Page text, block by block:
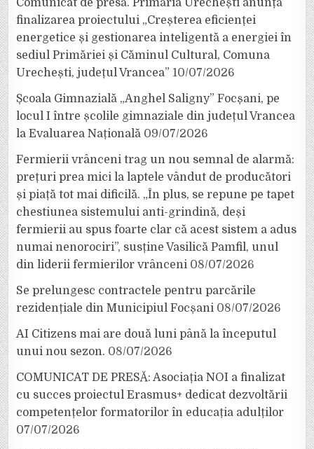
Comunicat de presă. Primăria Urechești anunță
finalizarea proiectului „Creșterea eficienței
energetice și gestionarea inteligentă a energiei în
sediul Primăriei și Căminul Cultural, Comuna
Urechești, județul Vrancea” 10/07/2026
Școala Gimnazială „Anghel Saligny” Focșani, pe
locul I între școlile gimnaziale din județul Vrancea
la Evaluarea Națională 09/07/2026
Fermierii vrânceni trag un nou semnal de alarmă:
prețuri prea mici la laptele vândut de producători
și piață tot mai dificilă. „În plus, se repune pe tapet
chestiunea sistemului anti-grindină, deși
fermierii au spus foarte clar că acest sistem a adus
numai nenorociri”, susține Vasilică Pamfil, unul
din liderii fermierilor vrânceni 08/07/2026
Se prelungesc contractele pentru parcările
rezidențiale din Municipiul Focșani 08/07/2026
AI Citizens mai are două luni până la începutul
unui nou sezon. 08/07/2026
COMUNICAT DE PRESĂ: Asociația NOI a finalizat
cu succes proiectul Erasmus+ dedicat dezvoltării
competențelor formatorilor în educația adulților
07/07/2026